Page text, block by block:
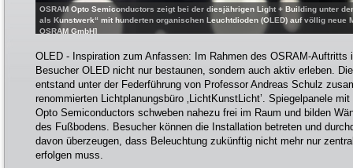
OSRAM Opto Semiconductors zeigt bei der diesjährigen Light + Building unter
als Kunstwerk“ mit hunderten organischen Leuchtdioden (OLED) auf völlig neue
OSRAM GmbH]
OLED - Inspiration zum Anfassen: Im Rahmen des OSRAM-Auftritts
Besucher OLED nicht nur bestaunen, sondern auch aktiv erleben.
entstand unter der Federführung von Professor Andreas Schulz
renommierten Lichtplanungsbüro ‚LichtKunstLicht’. Spiegelpanele
Opto Semiconductors schweben nahezu frei im Raum und bilden
des Fußbodens. Besucher können die Installation betreten und
davon überzeugen, dass Beleuchtung zukünftig nicht mehr nur
erfolgen muss.